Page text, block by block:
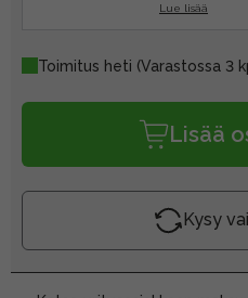
Lue lisää
Toimitus heti (Varastossa 3
Lisää
Kysy